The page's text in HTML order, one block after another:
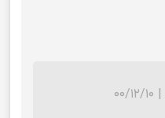
| ۰۰/۱۲/۱۰